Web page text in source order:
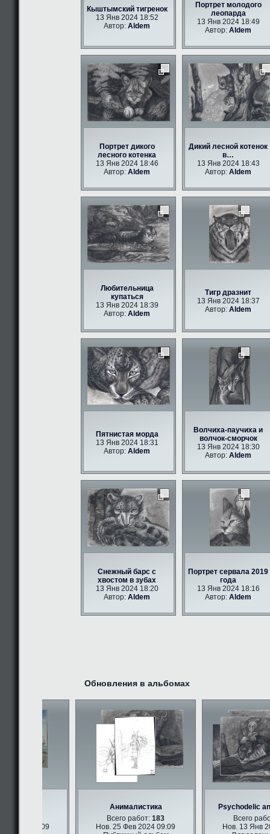
Кыштымский тигренок
13 Янв 2024 18:52
Автор:Aldem
Портрет молодого
леопарда
13 Янв 2024 18:49
Автор:Aldem
Портрет дикого
лесного котенка
13 Янв 2024 18:46
Автор:Aldem
Дикий лесной котенок
в…
13 Янв 2024 18:43
Автор:Aldem
Любительница
купаться
13 Янв 2024 18:39
Автор:Aldem
Тигр дразнит
13 Янв 2024 18:37
Автор:Aldem
Пятнистая морда
13 Янв 2024 18:31
Автор:Aldem
Волчиха-паучиха и
волчок-сморчок
13 Янв 2024 18:30
Автор:Aldem
Снежный барс с
хвостом в зубах
13 Янв 2024 18:20
Автор:Aldem
Портрет сервала 2019
года
13 Янв 2024 18:16
Автор:Aldem
Обновления в альбомах
Анималистика
Всего работ:183
Нов. 25 Фев 2024 09:09
Psychodelic
Всего
Нов. 13 Янв